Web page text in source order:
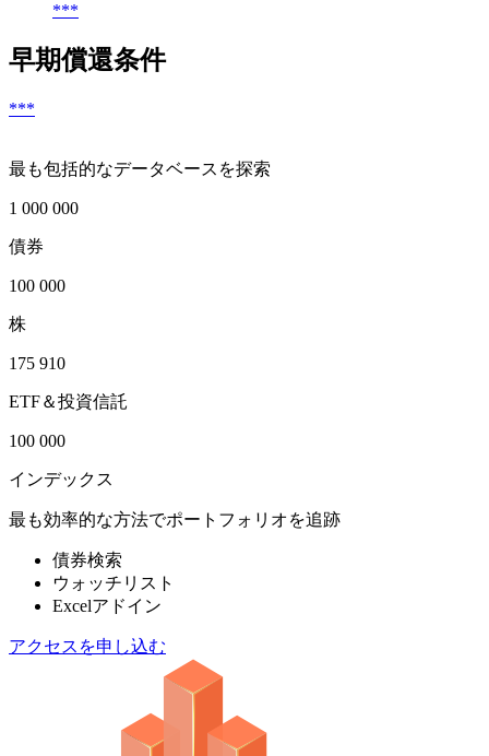
***
早期償還条件
***
最も包括的なデータベースを探索
1 000 000
債券
100 000
株
175 910
ETF＆投資信託
100 000
インデックス
最も効率的な方法でポートフォリオを追跡
債券検索
ウォッチリスト
Excelアドイン
アクセスを申し込む